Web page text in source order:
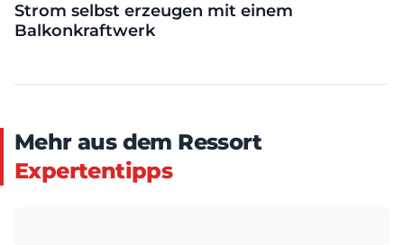
Strom selbst erzeugen mit einem
Balkonkraftwerk
Mehr aus dem Ressort
Expertentipps